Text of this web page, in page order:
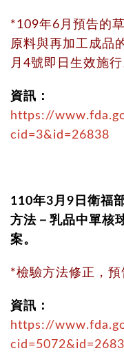
*109年6月預告的
原料與再加工成品
月4號即日生效施行
資訊：
https://
cid=3&id=26838
110年3月9日衛福
方法－乳品中單核
案。
*檢驗方法修正，預
資訊：
https://